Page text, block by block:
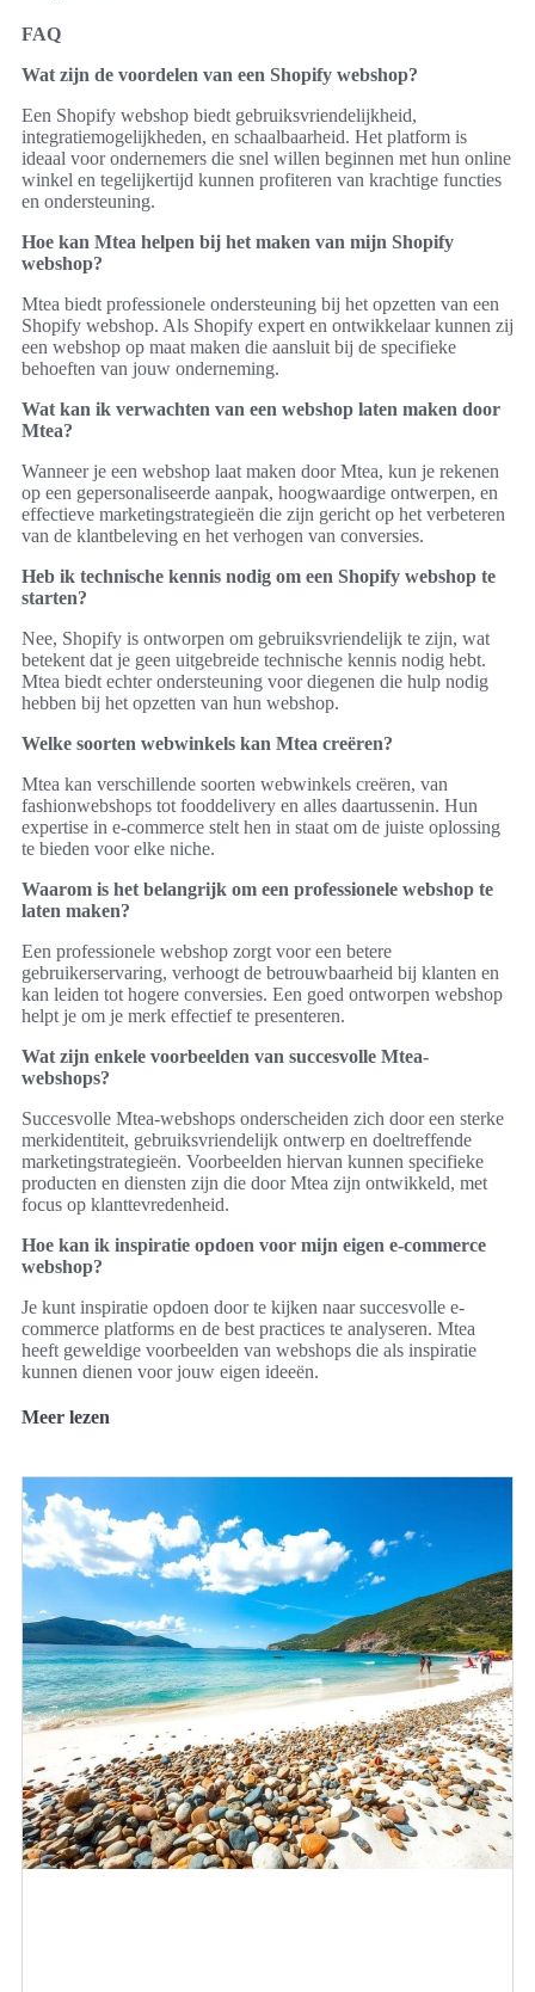
FAQ
Wat zijn de voordelen van een Shopify webshop?
Een Shopify webshop biedt gebruiksvriendelijkheid,
integratiemogelijkheden, en schaalbaarheid. Het platform is
ideaal voor ondernemers die snel willen beginnen met hun online
winkel en tegelijkertijd kunnen profiteren van krachtige functies
en ondersteuning.
Hoe kan Mtea helpen bij het maken van mijn Shopify
webshop?
Mtea biedt professionele ondersteuning bij het opzetten van een
Shopify webshop. Als Shopify expert en ontwikkelaar kunnen zij
een webshop op maat maken die aansluit bij de specifieke
behoeften van jouw onderneming.
Wat kan ik verwachten van een webshop laten maken door
Mtea?
Wanneer je een webshop laat maken door Mtea, kun je rekenen
op een gepersonaliseerde aanpak, hoogwaardige ontwerpen, en
effectieve marketingstrategieën die zijn gericht op het verbeteren
van de klantbeleving en het verhogen van conversies.
Heb ik technische kennis nodig om een Shopify webshop te
starten?
Nee, Shopify is ontworpen om gebruiksvriendelijk te zijn, wat
betekent dat je geen uitgebreide technische kennis nodig hebt.
Mtea biedt echter ondersteuning voor diegenen die hulp nodig
hebben bij het opzetten van hun webshop.
Welke soorten webwinkels kan Mtea creëren?
Mtea kan verschillende soorten webwinkels creëren, van
fashionwebshops tot fooddelivery en alles daartussenin. Hun
expertise in e-commerce stelt hen in staat om de juiste oplossing
te bieden voor elke niche.
Waarom is het belangrijk om een professionele webshop te
laten maken?
Een professionele webshop zorgt voor een betere
gebruikerservaring, verhoogt de betrouwbaarheid bij klanten en
kan leiden tot hogere conversies. Een goed ontworpen webshop
helpt je om je merk effectief te presenteren.
Wat zijn enkele voorbeelden van succesvolle Mtea-
webshops?
Succesvolle Mtea-webshops onderscheiden zich door een sterke
merkidentiteit, gebruiksvriendelijk ontwerp en doeltreffende
marketingstrategieën. Voorbeelden hiervan kunnen specifieke
producten en diensten zijn die door Mtea zijn ontwikkeld, met
focus op klanttevredenheid.
Hoe kan ik inspiratie opdoen voor mijn eigen e-commerce
webshop?
Je kunt inspiratie opdoen door te kijken naar succesvolle e-
commerce platforms en de best practices te analyseren. Mtea
heeft geweldige voorbeelden van webshops die als inspiratie
kunnen dienen voor jouw eigen ideeën.
Meer lezen